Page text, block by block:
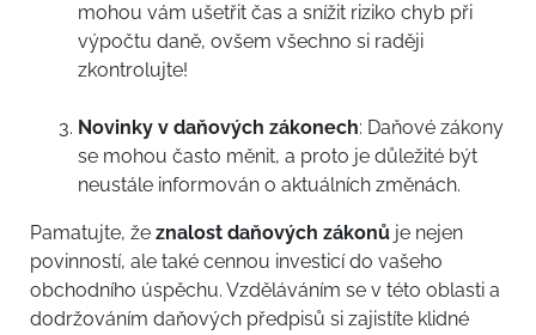
mohou vám ušetřit čas a snížit riziko chyb při
výpočtu daně, ovšem všechno si raději
zkontrolujte!
Novinky v daňových zákonech: Daňové zákony
se mohou často měnit, a proto je důležité být
neustále informován o aktuálních změnách.
Pamatujte, že znalost daňových zákonů je nejen
povinností, ale také cennou investicí do vašeho
obchodního úspěchu. Vzděláváním se v této oblasti a
dodržováním daňových předpisů si zajistíte klidné